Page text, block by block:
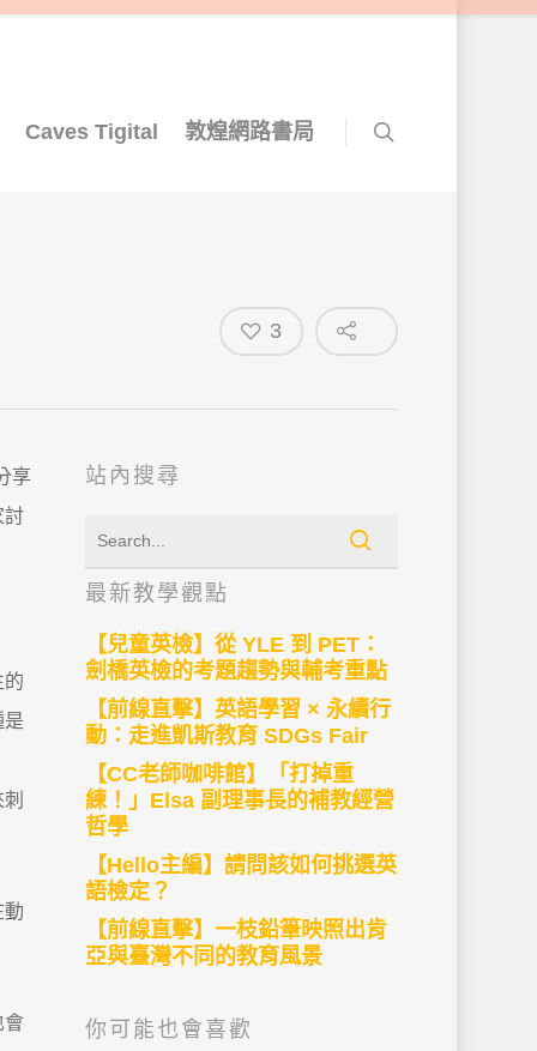
Caves Tigital 敦煌網路書局
3
享
討
的
是
動
會
站內搜尋
最新教學觀點
【兒童英檢】從 YLE 到 PET：
劍橋英檢的考題趨勢與輔考重點
【前線直擊】英語學習 × 永續行
動：走進凱斯教育 SDGs Fair
【CC老師咖啡館】「打掉重
練！」Elsa 副理事長的補教經營
哲學
【Hello主編】請問該如何挑選英
語檢定？
【前線直擊】一枝鉛筆映照出肯
亞與臺灣不同的教育風景
你可能也會喜歡